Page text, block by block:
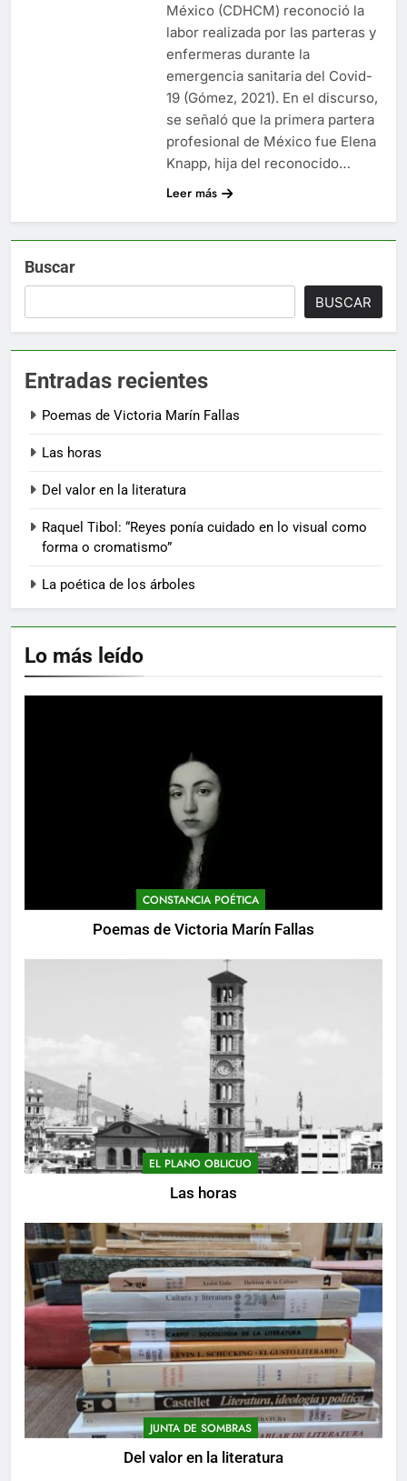
México (CDHCM) reconoció la
labor realizada por las parteras y
enfermeras durante la
emergencia sanitaria del Covid-
19 (Gómez, 2021). En el discurso,
se señaló que la primera partera
profesional de México fue Elena
Knapp, hija del reconocido…
Leer más
Buscar
BUSCAR
Entradas recientes
Poemas de Victoria Marín Fallas
Las horas
Del valor en la literatura
Raquel Tibol: “Reyes ponía cuidado en lo visual como
forma o cromatismo”
La poética de los árboles
Lo más leído
CONSTANCIA POÉTICA
Poemas de Victoria Marín Fallas
EL PLANO OBLICUO
Las horas
JUNTA DE SOMBRAS
Del valor en la literatura